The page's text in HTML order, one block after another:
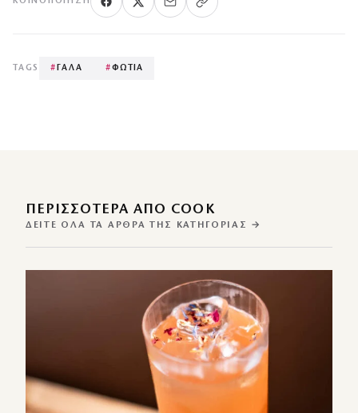
TAGS # ΓΑΛΑ #ΦΩΤΙΑ
ΠΕΡΙΣΣΌΤΕΡΑ ΑΠΌ COOK
ΔΕΊΤΕ ΌΛΑ ΤΑ ΆΡΘΡΑ ΤΗΣ ΚΑΤΗΓΟΡΊΑΣ →